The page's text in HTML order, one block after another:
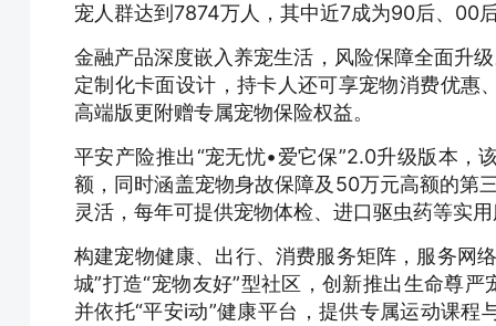
宠人群达到7874万人，其中近7成为90后、00
金融产品深度嵌入养宠生活，风险保障全面升
定制化卡面设计，持卡人还可享宠物消费优惠
高端版更附赠专属宠物保险权益。
平安产险推出“宠无忧•爱它保”2.0升级版本，
额，同时涵盖宠物身故保障及50万元高额的第
灵活，每年可提供宠物体检、进口驱虫药等实
构建宠物健康、出行、消费服务矩阵，服务网
城”打造“宠物友好”型社区，创新推出生命尊
并依托“平安i动”健康平台，提供专属运动课